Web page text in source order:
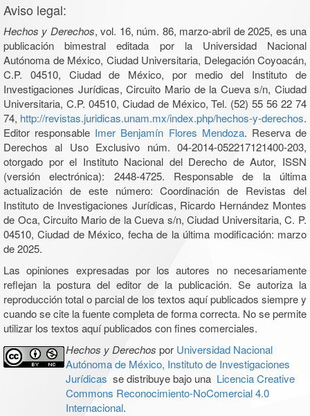
Aviso legal:
Hechos y Derechos, vol. 16, núm. 86, marzo-abril de 2025, es una
publicación bimestral editada por la Universidad Nacional
Autónoma de México, Ciudad Universitaria, Delegación Coyoacán,
C.P. 04510, Ciudad de México, por medio del Instituto de
Investigaciones Jurídicas, Circuito Mario de la Cueva s/n, Ciudad
Universitaria, C.P. 04510, Ciudad de México, Tel. (52) 55 56 22 74
74, http://revistas.juridicas.unam.mx/index.php/hechos-y-derechos.
Editor responsable Imer Benjamín Flores Mendoza. Reserva de
Derechos al Uso Exclusivo núm. 04-2014-052217121400-203,
otorgado por el Instituto Nacional del Derecho de Autor, ISSN
(versión electrónica): 2448-4725. Responsable de la última
actualización de este número: Coordinación de Revistas del
Instituto de Investigaciones Jurídicas, Ricardo Hernández Montes
de Oca, Circuito Mario de la Cueva s/n, Ciudad Universitaria, C. P.
04510, Ciudad de México, fecha de la última modificación: marzo
de 2025.
Las opiniones expresadas por los autores no necesariamente
reflejan la postura del editor de la publicación. Se autoriza la
reproducción total o parcial de los textos aquí publicados siempre y
cuando se cite la fuente completa de forma correcta. No se permite
utilizar los textos aquí publicados con fines comerciales.
Hechos y Derechos por Universidad Nacional
Autónoma de México, Instituto de Investigaciones
Jurídicas se distribuye bajo una Licencia Creative
Commons Reconocimiento-NoComercial 4.0
Internacional.